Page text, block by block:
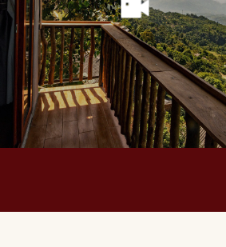
chè, thả vào nồi nước thơm ngát mỗi bình
lợp bằng những mảnh gỗ pơ mu, bốn mùa
giăng. Có thể nói những gốc Trà ở “vương
cao nhất nhì ở đỉnh Suối Giàng này, nếu
xếp vào bậc “Trà tiền bối”. “
Vương quốc Trà cổ thụ” ra đời từ một nỗi
người con Suối Giàng khi nhìn những cây
nhất, dáng vẻ thâm nghiêm u sần nhất cứ
về xuôi. Giá búp chè thu hái cả năm chả đủ
Sau nhiều ngày suy nghĩ bàn bạc với vợ